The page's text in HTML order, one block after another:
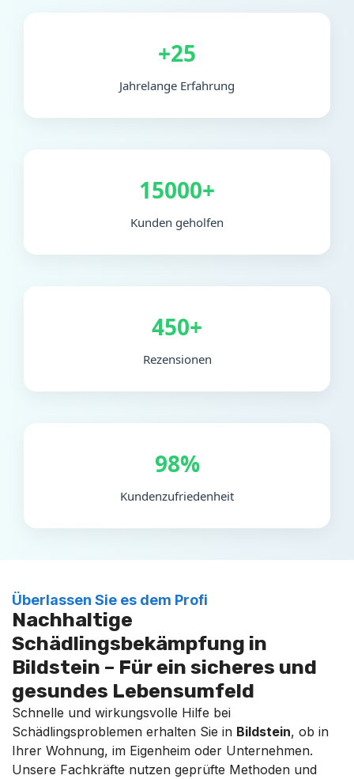
+25
Jahrelange Erfahrung
15000+
Kunden geholfen
450+
Rezensionen
98%
Kundenzufriedenheit
Überlassen Sie es dem Profi
Nachhaltige
Schädlingsbekämpfung in
Bildstein – Für ein sicheres und
gesundes Lebensumfeld
Schnelle und wirkungsvolle Hilfe bei
Schädlingsproblemen erhalten Sie in Bildstein, ob in
Ihrer Wohnung, im Eigenheim oder Unternehmen.
Unsere Fachkräfte nutzen geprüfte Methoden und